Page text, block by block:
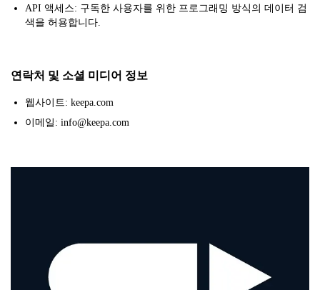
API 액세스: 구독한 사용자를 위한 프로그래밍 방식의 데이터 검
색을 허용합니다.
연락처 및 소셜 미디어 정보
웹사이트: keepa.com
이메일: info@keepa.com